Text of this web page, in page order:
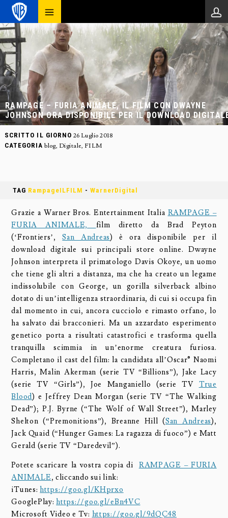
RAMPAGE – FURIA ANIMALE, IL FILM CON DWAYNE
JOHNSON ORA DISPONIBILE PER IL DOWNLOAD
SCRITTO IL GIORNO 26 Luglio 2018
CATEGORIA blog, Digitale, FILM
TAG RampageILFILM -WarnerDigital
Grazie a Warner Bros. Entertainment Italia RAMPAGE –
FURIA ANIMALE, film diretto da Brad Peyton
(‘Frontiers’,San Andreas) è ora disponibile per il
download digitale sui principali store online. Dwayne
Johnson interpreta il primatologo Davis Okoye, un uomo
che tiene gli altri a distanza, ma che ha creato un legame
indissolubile con George, un gorilla silverback albino
dotato di un’intelligenza straordinaria, di cui si occupa fin
dal momento in cui, ancora cucciolo e rimasto orfano, lo
ha salvato dai bracconieri. Ma un azzardato esperimento
genetico porta a risultati catastrofici e trasforma quella
tranquilla scimmia in un’enorme creatura furiosa.
Completano il cast del film: la candidata all’Oscar® Naomi
Harris, Malin Akerman (serie TV “Billions”), Jake Lacy
(serie TV “Girls”), Joe Manganiello (serie TV True
Blood) e Jeffrey Dean Morgan (serie TV “The Walking
Dead”); P.J. Byrne (“The Wolf of Wall Street”), Marley
Shelton (“Premonitions”), Breanne Hill (San Andreas),
Jack Quaid (“Hunger Games: La ragazza di fuoco”) e Matt
Gerald (serie TV “Daredevil”).
Potete scaricare la vostra copia di RAMPAGE – FURIA
ANIMALE, cliccando sui link:
iTunes:https://goo.gl/KHprxo
GooglePlay:https://goo.gl/eBn4VC
Microsoft Video e Tv: https://goo.gl/9dQC48